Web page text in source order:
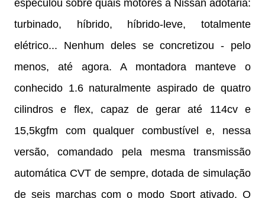
especulou sobre quais motores a Nissan adotaria:
turbinado, híbrido, híbrido-leve, totalmente
elétrico... Nenhum deles se concretizou - pelo
menos, até agora. A montadora manteve o
conhecido 1.6 naturalmente aspirado de quatro
cilindros e flex, capaz de gerar até 114cv e
15,5kgfm com qualquer combustível e, nessa
versão, comandado pela mesma transmissão
automática CVT de sempre, dotada de simulação
de seis marchas com o modo Sport ativado. O